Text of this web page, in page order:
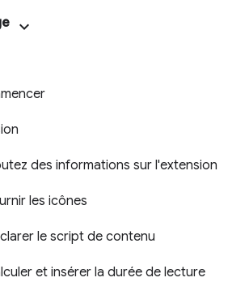
des informations sur l'extension
les icônes
le script de contenu
et insérer la durée de lecture